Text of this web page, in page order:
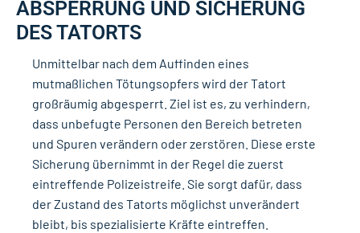
ABSPERRUNG UND SICHERUNG
DES TATORTS
Unmittelbar nach dem Auffinden eines
mutmaßlichen Tötungsopfers wird der Tatort
großräumig abgesperrt. Ziel ist es, zu verhindern,
dass unbefugte Personen den Bereich betreten
und Spuren verändern oder zerstören. Diese erste
Sicherung übernimmt in der Regel die zuerst
eintreffende Polizeistreife. Sie sorgt dafür, dass
der Zustand des Tatorts möglichst unverändert
bleibt, bis spezialisierte Kräfte eintreffen.